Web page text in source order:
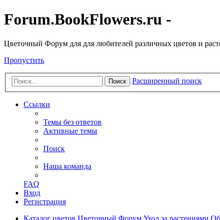
Forum.BookFlowers.ru -
Цветочный Форум для для любителей различных цветов и
Пропустить
Поиск Расширенный поиск
Ссылки
Темы без ответов
Активные темы
Поиск
Наша команда
FAQ
Вход
Регистрация